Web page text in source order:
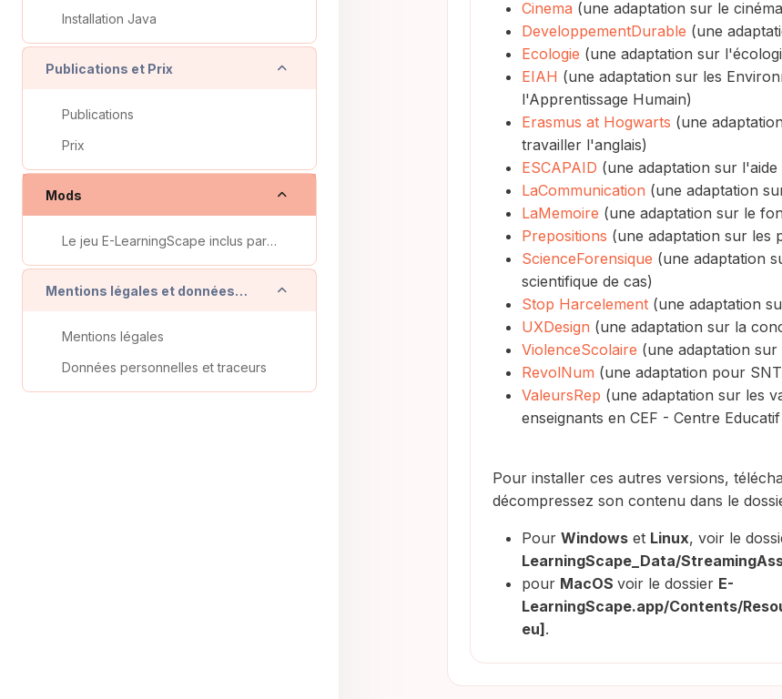
Installation Java
Publications et Prix Replier
Publications
Prix
Mods Replier
Le jeu E-LearningScape inclus par défaut trois ver...
Mentions légales et données personnelles Replier
Mentions légales
Données personnelles et traceurs
Cinema (une adaptation sur le
DeveloppementDurable (une
Ecologie (une adaptation sur
EIAH (une adaptation sur les
l'Apprentissage Humain)
Erasmus at Hogwarts (une
travailler l'anglais)
ESCAPAID (une adaptation sur
LaCommunication (une adaptation
LaMemoire (une adaptation sur le
Prepositions (une adaptation sur les
ScienceForensique (une adaptation
scientifique de cas)
Stop Harcelement (une adaptation
UXDesign (une adaptation sur la
ViolenceScolaire (une adaptation
RevolNum (une adaptation pour
ValeursRep (une adaptation sur les
enseignants en CEF - Centre
Pour installer ces autres versions,
décompressez son contenu dans le
Pour Windows et Linux, voir le
LearningScape_Data/
pour MacOS voir le dossier E-
LearningScape.app/Contents/
eu] .